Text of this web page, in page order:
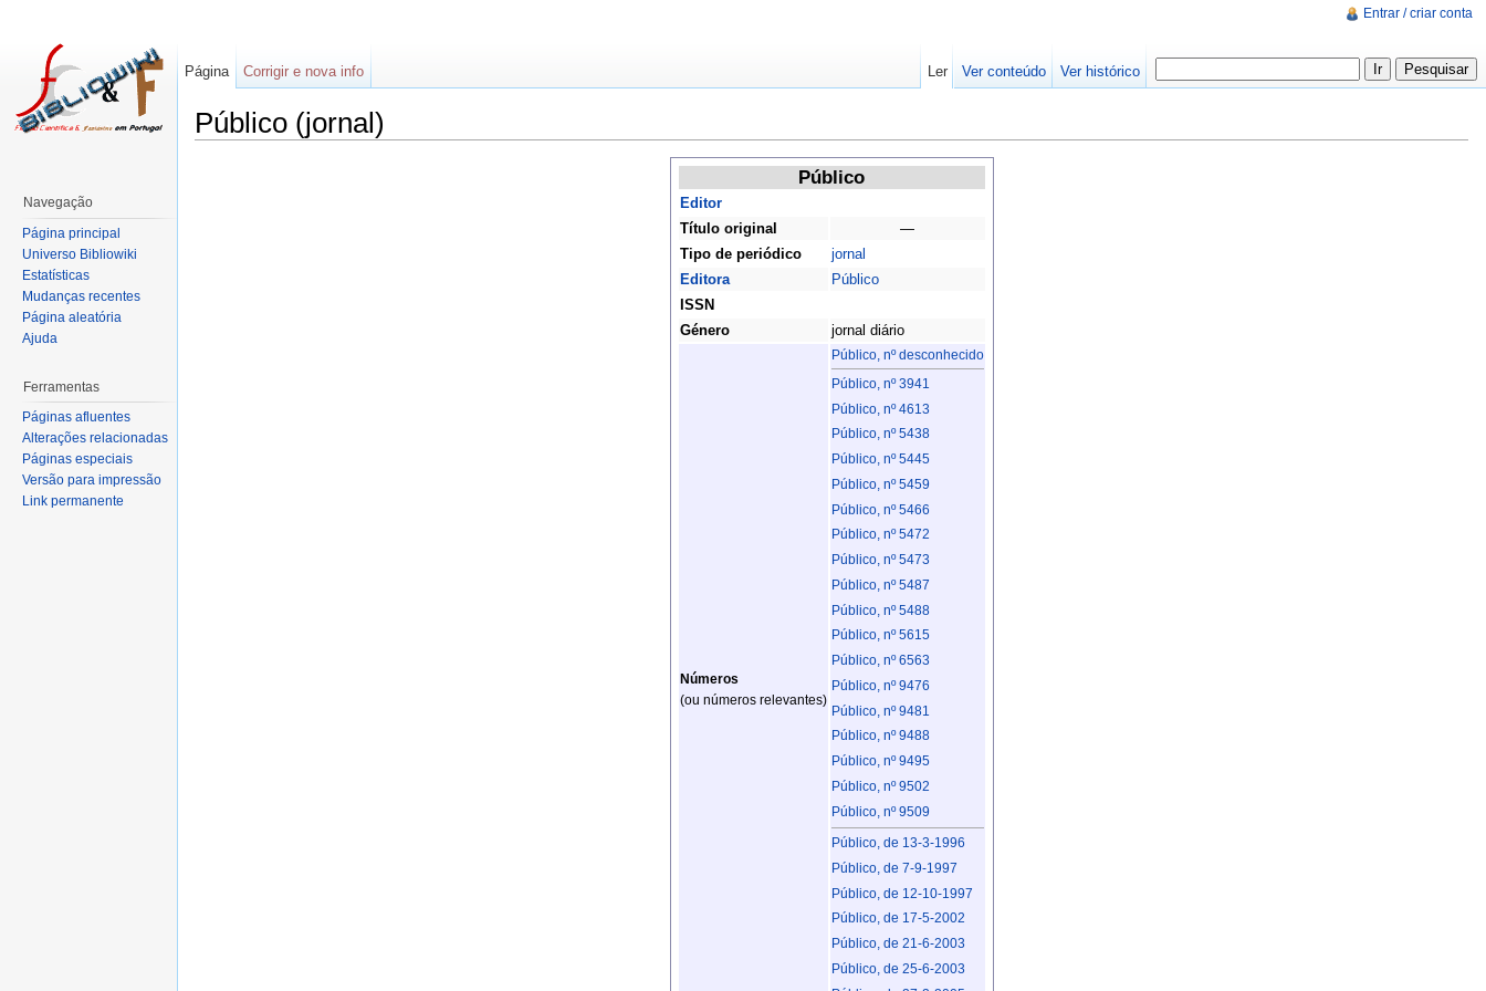
Público (jornal)
Público
Editor
Título original
—
Tipo de periódico
jornal
Editora
Público
ISSN
Género
jornal diário
Números
(ou números relevantes)
Público, nº desconhecido
Público, nº 3941
Público, nº 4613
Público, nº 5438
Público, nº 5445
Público, nº 5459
Público, nº 5466
Público, nº 5472
Público, nº 5473
Público, nº 5487
Público, nº 5488
Público, nº 5615
Público, nº 6563
Público, nº 9476
Público, nº 9481
Público, nº 9488
Público, nº 9495
Público, nº 9502
Público, nº 9509
Público, de 13-3-1996
Público, de 7-9-1997
Público, de 12-10-1997
Público, de 17-5-2002
Público, de 21-6-2003
Público, de 25-6-2003
Entrar / criar conta
Página Corrigir e nova info Ler Ver conteúdo Ver histórico
Navegação
Página principal
Universo Bibliowiki
Estatísticas
Mudanças recentes
Página aleatória
Ajuda
Ferramentas
Páginas afluentes
Alterações relacionadas
Páginas especiais
Versão para impressão
Link permanente